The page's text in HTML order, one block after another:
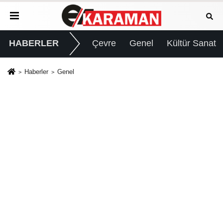
HABERLER Çevre Genel Kültür Sanat
Haberler Genel